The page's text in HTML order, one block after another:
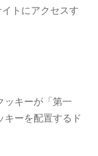
トにアクセスす
ッキーが「第一
キーを配置するド